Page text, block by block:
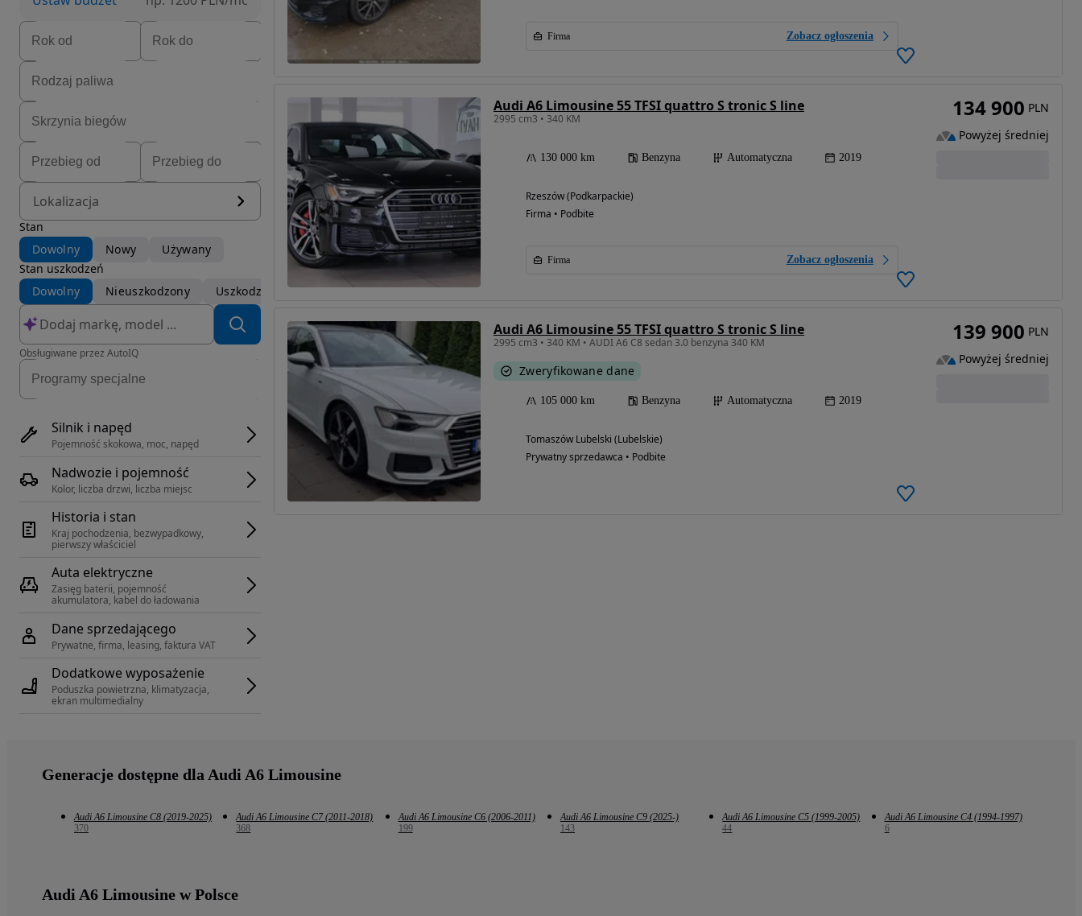
Lokalizacja
Stan
Dowolny
Nowy
Używany
Stan uszkodzeń
Dowolny
Nieuszkodzony Uszkodzony
Obsługiwane przez AutoIQ
Silnik i napęd
Pojemność skokowa, moc, napęd
Nadwozie i pojemność
Kolor, liczba drzwi, liczba miejsc
Historia i stan
Kraj pochodzenia, bezwypadkowy,
pierwszy właściciel
Auta elektryczne
Zasięg baterii, pojemność
akumulatora, kabel do ładowania
Dane sprzedającego
Prywatne, firma, leasing, faktura VAT
Dodatkowe wyposażenie
Poduszka powietrzna, klimatyzacja,
ekran multimedialny
Firma Zobacz ogłoszenia
Audi A6 Limousine 55 TFSI quattro S tronic S line
2995 cm3 • 340 KM
130 000 km Benzyna Automatyczna 2019
Rzeszów (Podkarpackie)
Firma • Podbite
Firma Zobacz ogłoszenia
134 900 PLN
Powyżej średniej
Audi A6 Limousine 55 TFSI quattro S tronic S line
2995 cm3 • 340 KM • AUDI A6 C8 sedan 3.0 benzyna 340 KM
Zweryfikowane dane
105 000 km Benzyna Automatyczna 2019
Tomaszów Lubelski (Lubelskie)
Prywatny sprzedawca • Podbite
139 900 PLN
Powyżej średniej
Generacje dostępne dla Audi A6 Limousine
Audi A6 Limousine C8 (2019-2025)
370
Audi A6 Limousine C7 (2011-2018)
368
Audi A6 Limousine C6 (2006-2011)
199
Audi A6 Limousine C9 (2025-)
143
Audi A6 Limousine C5 (1999-2005)
44
Audi A6 Limousine C4 (1994-1997)
6
Audi A6 Limousine w Polsce